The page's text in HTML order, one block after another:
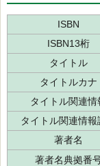
ISBN
ISBN13桁
タイトル
タイトルカナ
タイトル関連情
タイトル関連情報
著者名
著者名典拠番